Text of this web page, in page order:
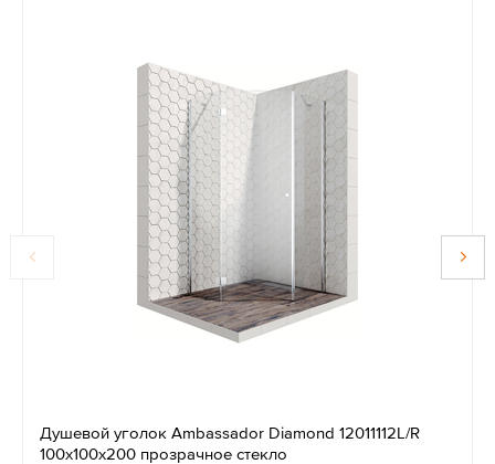
Душевой уголок Ambassador Diamond 12011112L/R
100х100х200 прозрачное стекло